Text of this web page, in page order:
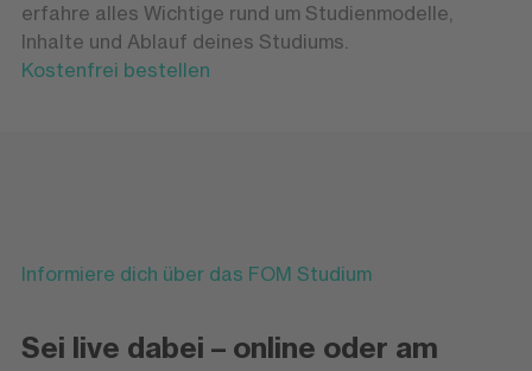
erfahre alles Wichtige rund um Studienmodelle,
Inhalte und Ablauf deines Studiums.
Kostenfrei bestellen
Informiere dich über das FOM Studium
Sei live dabei – online oder am